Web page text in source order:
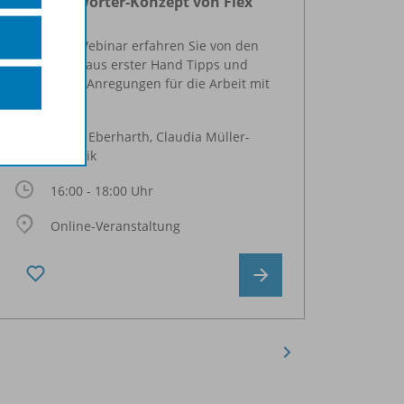
und Flora
In diesem Webinar erfahren Sie von den
Autorinnen aus erster Hand Tipps und
didaktische Anregungen für die Arbeit mit
Olivia Eberharth, Claudia Müller-
Arncnik
16:00 - 18:00 Uhr
Online-Veranstaltung